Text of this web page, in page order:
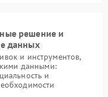
решение и
данных
и инструментов,
данными:
и